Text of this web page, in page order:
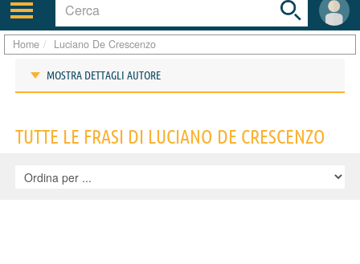
navigazione
area
Home Luciano De Crescenzo
MOSTRA DETTAGLI AUTORE
TUTTE LE FRASI DI LUCIANO DE CRESCENZO